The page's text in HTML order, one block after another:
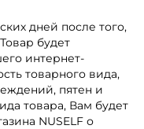
дней после того,
будет
интернет-
товарного вида,
пятен и
товара, Вам будет
NUSELF о